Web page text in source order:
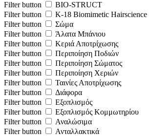
Filter button
BIO-STRUCT
Filter button
K-18 Biomimetic Hairscience
Filter button
Σώμα
Filter button
Άλατα Μπάνιου
Filter button
Κεριά Αποτρίχωσης
Filter button
Περιποίηση Ποδιών
Filter button
Περιποίηση Σώματος
Filter button
Περιποίηση Χεριών
Filter button
Ταινίες Αποτρίχωσης
Filter button
Διάφορα
Filter button
Εξοπλισμός
Filter button
Εξοπλισμός Κομμωτηρίου
Filter button
Αναλώσιμα
Filter button
Ανταλλακτικά